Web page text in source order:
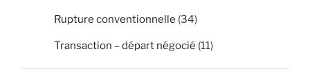
Rupture conventionnelle (34)
Transaction – départ négocié (11)